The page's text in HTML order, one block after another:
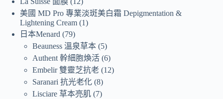
美國 MD Pro 專業淡斑美白霜 Depigmentation &
Lightening Cream 1
日本Menard
79
Beauness 溫泉草本 5
Authent 幹細胞煥活 6
Embelir 雙靈芝抗老 12
Saranari 抗光老化 8
Lisciare 草本亮肌 7